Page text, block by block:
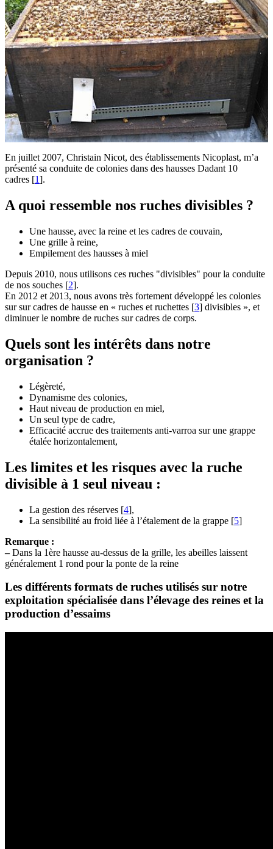
En juillet 2007, Christain Nicot, des établissements Nicoplast, m’a
présenté sa conduite de colonies dans des hausses Dadant 10
cadres [1].
A quoi ressemble nos ruches divisibles ?
Une hausse, avec la reine et les cadres de couvain,
Une grille à reine,
Empilement des hausses à miel
Depuis 2010, nous utilisons ces ruches "divisibles" pour la conduite
de nos souches [2].
En 2012 et 2013, nous avons très fortement développé les colonies
sur sur cadres de hausse en « ruches et ruchettes [3] divisibles », et
diminuer le nombre de ruches sur cadres de corps.
Quels sont les intérêts dans notre
organisation ?
Légèreté,
Dynamisme des colonies,
Haut niveau de production en miel,
Un seul type de cadre,
Efficacité accrue des traitements anti-varroa sur une grappe
étalée horizontalement,
Les limites et les risques avec la ruche
divisible à 1 seul niveau :
La gestion des réserves [4],
La sensibilité au froid liée à l’étalement de la grappe [5]
Remarque :
–Dans la 1ère hausse au-dessus de la grille, les abeilles laissent
généralement 1 rond pour la ponte de la reine
Les différents formats de ruches utilisés sur notre
exploitation spécialisée dans l’élevage des reines et la
production d’essaims